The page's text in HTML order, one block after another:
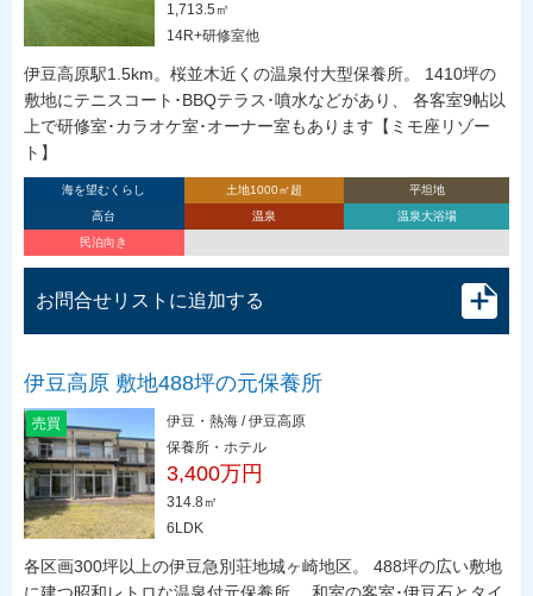
1,713.5㎡
14R+研修室他
伊豆高原駅1.5km。桜並木近くの温泉付大型保養所。 1410坪の
敷地にテニスコート･BBQテラス･噴水などがあり、 各客室9帖以
上で研修室･カラオケ室･オーナー室もあります【ミモ座リゾー
ト】
海を望むくらし 土地1000㎡超
平坦地
高台
温泉
温泉大浴場
民泊向き
お問合せリストに追加する
伊豆高原 敷地488坪の元保養所
売買
伊豆・熱海 / 伊豆高原
保養所・ホテル
3,400万円
314.8㎡
6LDK
各区画300坪以上の伊豆急別荘地城ヶ崎地区。 488坪の広い敷地